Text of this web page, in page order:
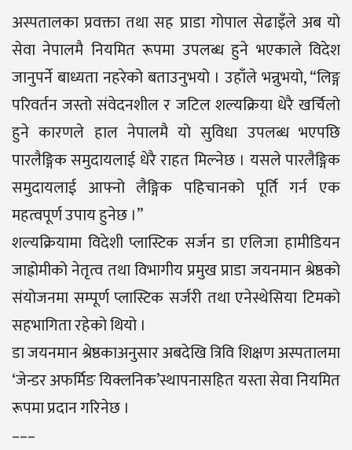
अस्पतालका प्रवक्ता तथा सह प्राडा गोपाल सेढाइँले अब यो
सेवा नेपालमै नियमित रूपमा उपलब्ध हुने भएकाले विदेश
जानुपर्ने बाध्यता नहरेको बताउनुभयो । उहाँले भन्नुभयो, “लिङ्ग
परिवर्तन जस्तो संवेदनशील र जटिल शल्यक्रिया धेरै खर्चिलो
हुने कारणले हाल नेपालमै यो सुविधा उपलब्ध भएपछि
पारलैङ्गिक समुदायलाई धेरै राहत मिल्नेछ । यसले पारलैङ्गिक
समुदायलाई आफ्नो लैङ्गिक पहिचानको पूर्ति गर्न एक
महत्वपूर्ण उपाय हुनेछ ।”
शल्यक्रियामा विदेशी प्लास्टिक सर्जन डा एलिजा हामीडियन
जाह्रोमीको नेतृत्व तथा विभागीय प्रमुख प्राडा जयनमान श्रेष्ठको
संयोजनमा सम्पूर्ण प्लास्टिक सर्जरी तथा एनेस्थेसिया टिमको
सहभागिता रहेको थियो ।
डा जयनमान श्रेष्ठकाअनुसार अबदेखि त्रिवि शिक्षण अस्पतालमा
‘जेन्डर अफर्मिङ यिक्लनिक’स्थापनासहित यस्ता सेवा नियमित
रूपमा प्रदान गरिनेछ ।
–––